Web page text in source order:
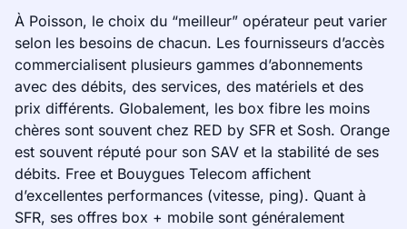
À Poisson, le choix du “meilleur” opérateur peut varier
selon les besoins de chacun. Les fournisseurs d’accès
commercialisent plusieurs gammes d’abonnements
avec des débits, des services, des matériels et des
prix différents. Globalement, les box fibre les moins
chères sont souvent chez RED by SFR et Sosh. Orange
est souvent réputé pour son SAV et la stabilité de ses
débits. Free et Bouygues Telecom affichent
d’excellentes performances (vitesse, ping). Quant à
SFR, ses offres box + mobile sont généralement